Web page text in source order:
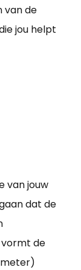
van de
jou helpt
van jouw
dat de
vormt de
meter)